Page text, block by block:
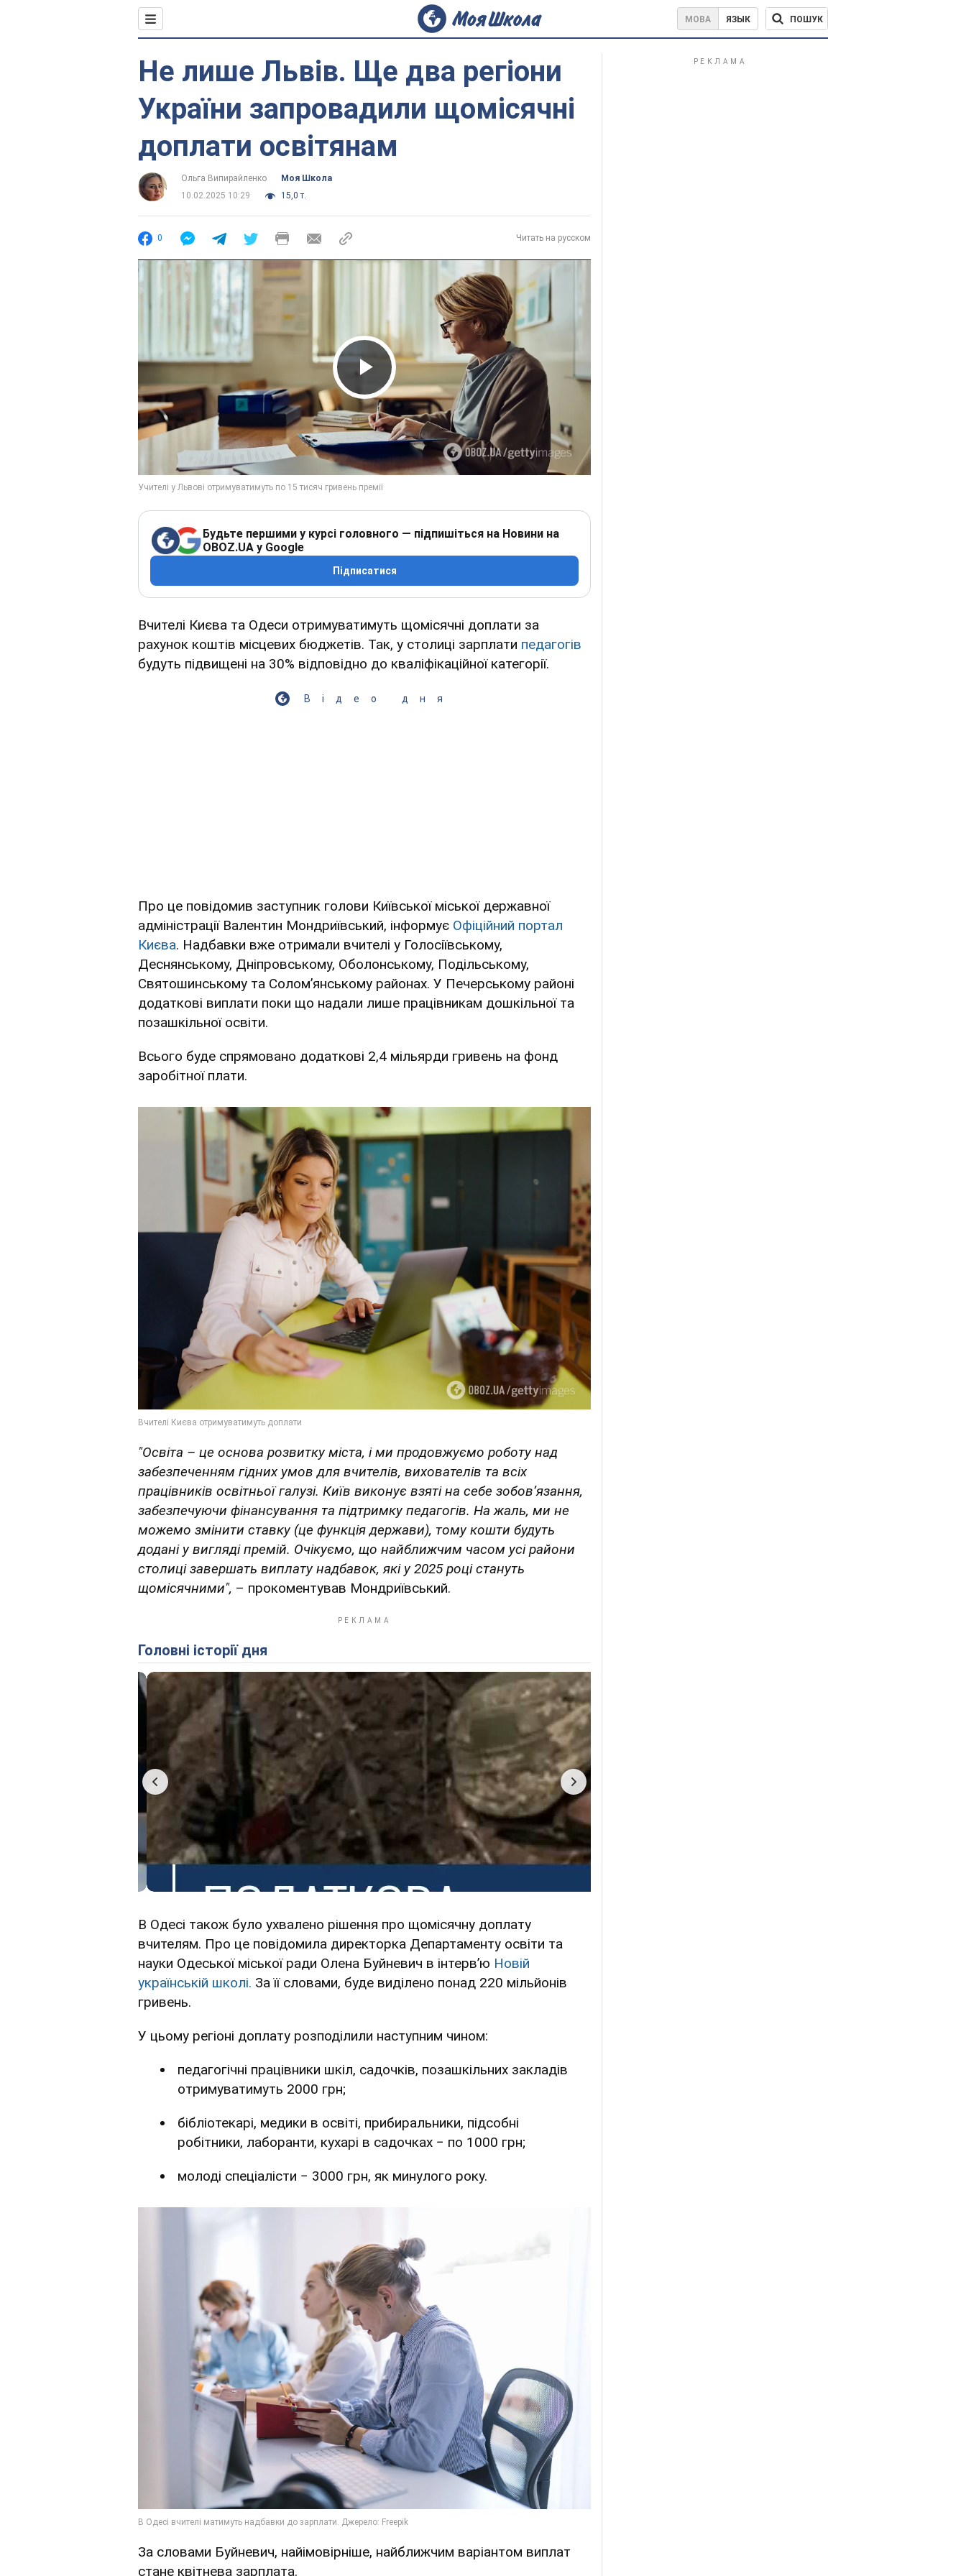
МОВА ЯЗЫК ПОШУК
Не лише Львів. Ще два регіони
України запровадили щомісячні
доплати освітянам
Ольга Випирайленко
Моя Школа
10.02.2025 10:29
15,0 т.
0 Читать на русском
Play Video
Будьте першими у курсі головного — підпишіться на Новини на
OBOZ.UA у Google
Підписатися
Вчителі Києва та Одеси отримуватимуть щомісячні доплати за
рахунок коштів місцевих бюджетів. Так, у столиці зарплати педагогів
будуть підвищені на 30% відповідно до кваліфікаційної категорії.
Відео дня
Про це повідомив заступник голови Київської міської державної
адміністрації Валентин Мондриївський, інформує Офіційний портал
Києва. Надбавки вже отримали вчителі у Голосіївському,
Деснянському, Дніпровському, Оболонському, Подільському,
Святошинському та Солом’янському районах. У Печерському районі
додаткові виплати поки що надали лише працівникам дошкільної та
позашкільної освіти.
Всього буде спрямовано додаткові 2,4 мільярди гривень на фонд
заробітної плати.
"Освіта – це основа розвитку міста, і ми продовжуємо роботу над
забезпеченням гідних умов для вчителів, вихователів та всіх
працівників освітньої галузі. Київ виконує взяті на себе зобов’язання,
забезпечуючи фінансування та підтримку педагогів. На жаль, ми не
можемо змінити ставку (це функція держави), тому кошти будуть
додані у вигляді премій. Очікуємо, що найближчим часом усі райони
столиці завершать виплату надбавок, які у 2025 році стануть
щомісячними", – прокоментував Мондриївський.
Головні історії дня
В Одесі також було ухвалено рішення про щомісячну доплату
вчителям. Про це повідомила директорка Департаменту освіти та
науки Одеської міської ради Олена Буйневич в інтервʼю Новій
українській школі. За її словами, буде виділено понад 220 мільйонів
гривень.
У цьому регіоні доплату розподілили наступним чином:
педагогічні працівники шкіл, садочків, позашкільних закладів
отримуватимуть 2000 грн;
бібліотекарі, медики в освіті, прибиральники, підсобні
робітники, лаборанти, кухарі в садочках − по 1000 грн;
молоді спеціалісти − 3000 грн, як минулого року.
За словами Буйневич, найімовірніше, найближчим варіантом виплат
стане квітнева зарплата.